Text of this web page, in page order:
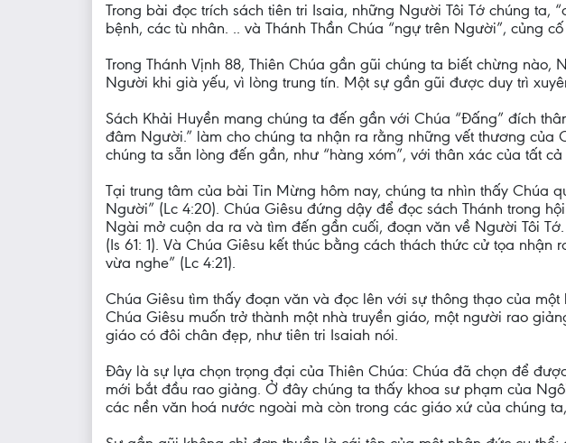
Trong bài đọc trích sách tiên tri Isaia, những Người Tôi Tớ chúng
bệnh, các tù nhân. .. và Thánh Thần Chúa “ngự trên Người”, củng
Trong Thánh Vịnh 88, Thiên Chúa gần gũi chúng ta biết chừng
Người khi già yếu, vì lòng trung tín. Một sự gần gũi được duy trì
Sách Khải Huyền mang chúng ta đến gần với Chúa “Đấng” đích
đâm Người.” làm cho chúng ta nhận ra rằng những vết thương của
chúng ta sẵn lòng đến gần, như “hàng xóm”, với thân xác của tất
Tại trung tâm của bài Tin Mừng hôm nay, chúng ta nhìn thấy
Người” (Lc 4:20). Chúa Giêsu đứng dậy để đọc sách Thánh trong
Ngài mở cuộn da ra và tìm đến gần cuối, đoạn văn về Người Tôi
(Is 61: 1). Và Chúa Giêsu kết thúc bằng cách thách thức cử tọa
vừa nghe” (Lc 4:21).
Chúa Giêsu tìm thấy đoạn văn và đọc lên với sự thông thạo của
Chúa Giêsu muốn trở thành một nhà truyền giáo, một người rao
giáo có đôi chân đẹp, như tiên tri Isaiah nói.
Đây là sự lựa chọn trọng đại của Thiên Chúa: Chúa đã chọn để
mới bắt đầu rao giảng. Ở đây chúng ta thấy khoa sư phạm của
các nền văn hoá nước ngoài mà còn trong các giáo xứ của chúng